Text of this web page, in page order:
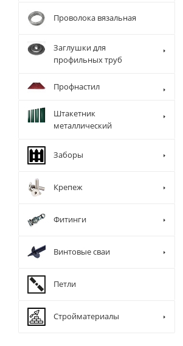
Проволока вязальная
Заглушки для
профильных труб
Профнастил
Штакетник
металлический
Заборы
Крепеж
Фитинги
Винтовые сваи
Петли
Стройматериалы